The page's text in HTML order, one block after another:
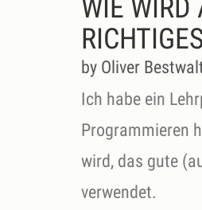
WIE WIRD
by Oliver
Ich habe ein
Programmieren
wird, das gute
verwendet.